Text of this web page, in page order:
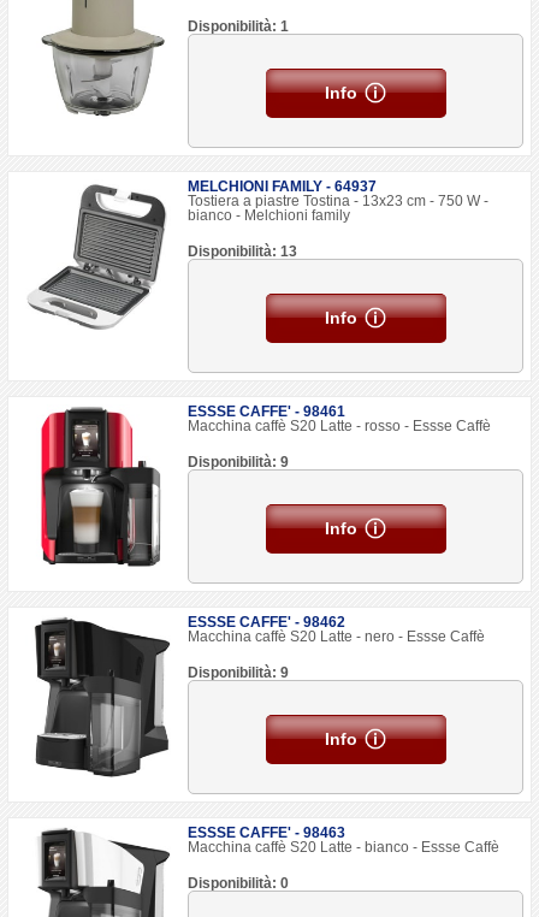
Disponibilità: 1
Info
MELCHIONI FAMILY - 64937
Tostiera a piastre Tostina - 13x23 cm - 750 W -
bianco - Melchioni family
Disponibilità: 13
Info
ESSSE CAFFE' - 98461
Macchina caffè S20 Latte - rosso - Essse Caffè
Disponibilità: 9
Info
ESSSE CAFFE' - 98462
Macchina caffè S20 Latte - nero - Essse Caffè
Disponibilità: 9
Info
ESSSE CAFFE' - 98463
Macchina caffè S20 Latte - bianco - Essse Caffè
Disponibilità: 0